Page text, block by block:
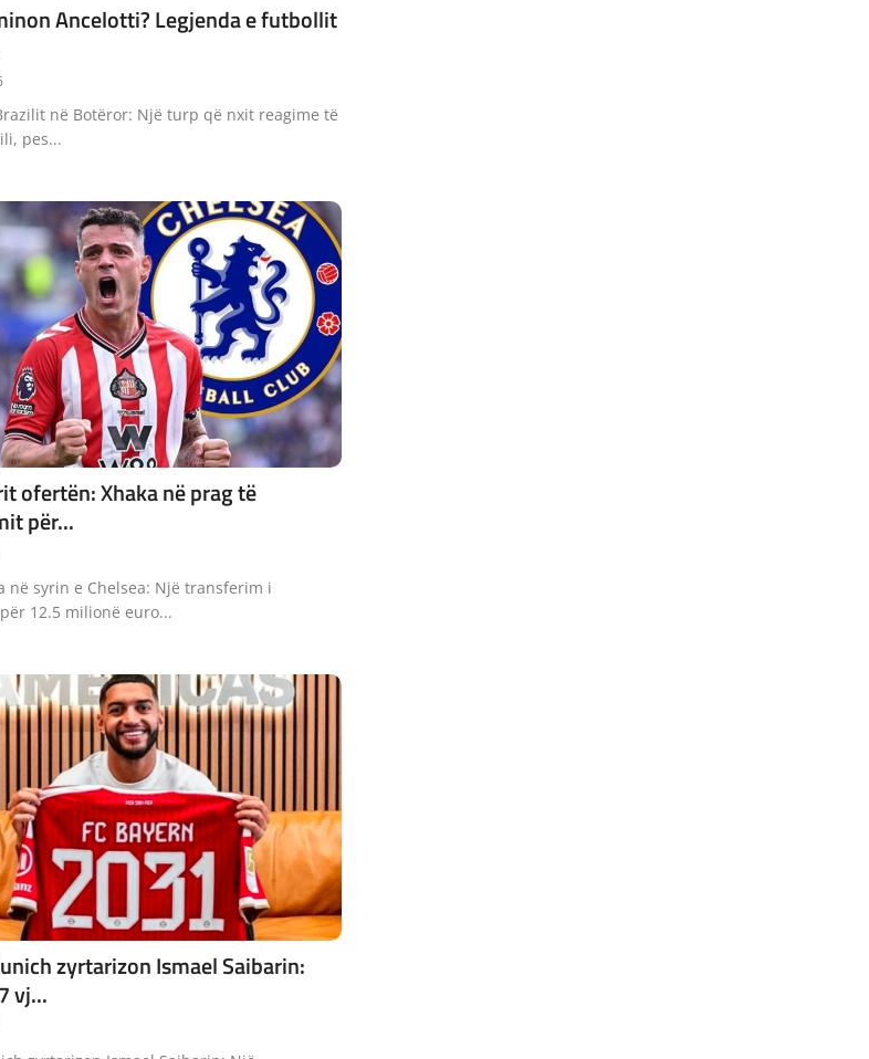
Ancelotti? Legjenda e futbollit
në Botëror: Një turp që nxit reagime të
pes...
ofertën: Xhaka në prag të
për...
në syrin e Chelsea: Një transferim i
12.5 milionë euro...
zyrtarizon Ismael Saibarin:
vj...